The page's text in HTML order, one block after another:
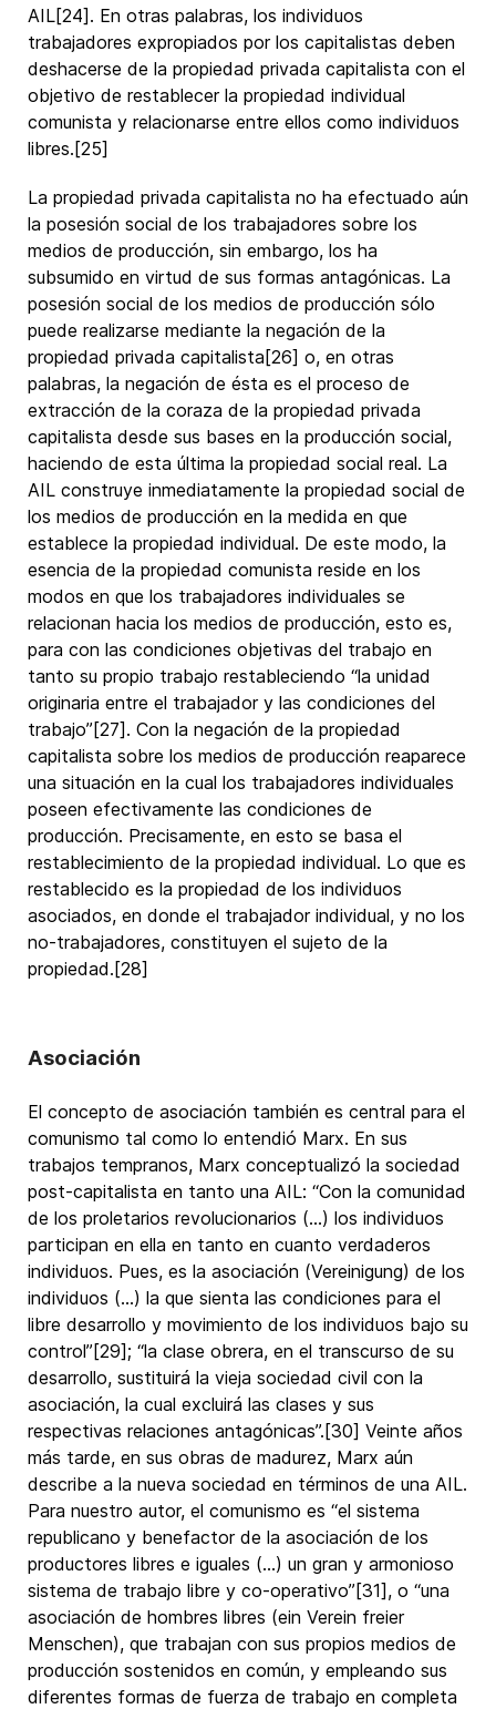
AIL[24]. En otras palabras, los individuos
trabajadores expropiados por los capitalistas deben
deshacerse de la propiedad privada capitalista con el
objetivo de restablecer la propiedad individual
comunista y relacionarse entre ellos como individuos
libres.[25]
La propiedad privada capitalista no ha efectuado aún
la posesión social de los trabajadores sobre los
medios de producción, sin embargo, los ha
subsumido en virtud de sus formas antagónicas. La
posesión social de los medios de producción sólo
puede realizarse mediante la negación de la
propiedad privada capitalista[26] o, en otras
palabras, la negación de ésta es el proceso de
extracción de la coraza de la propiedad privada
capitalista desde sus bases en la producción social,
haciendo de esta última la propiedad social real. La
AIL construye inmediatamente la propiedad social de
los medios de producción en la medida en que
establece la propiedad individual. De este modo, la
esencia de la propiedad comunista reside en los
modos en que los trabajadores individuales se
relacionan hacia los medios de producción, esto es,
para con las condiciones objetivas del trabajo en
tanto su propio trabajo restableciendo “la unidad
originaria entre el trabajador y las condiciones del
trabajo”[27]. Con la negación de la propiedad
capitalista sobre los medios de producción reaparece
una situación en la cual los trabajadores individuales
poseen efectivamente las condiciones de
producción. Precisamente, en esto se basa el
restablecimiento de la propiedad individual. Lo que es
restablecido es la propiedad de los individuos
asociados, en donde el trabajador individual, y no los
no-trabajadores, constituyen el sujeto de la
propiedad.[28]
Asociación
El concepto de asociación también es central para el
comunismo tal como lo entendió Marx. En sus
trabajos tempranos, Marx conceptualizó la sociedad
post-capitalista en tanto una AIL: “Con la comunidad
de los proletarios revolucionarios (…) los individuos
participan en ella en tanto en cuanto verdaderos
individuos. Pues, es la asociación (Vereinigung) de los
individuos (…) la que sienta las condiciones para el
libre desarrollo y movimiento de los individuos bajo su
control”[29]; “la clase obrera, en el transcurso de su
desarrollo, sustituirá la vieja sociedad civil con la
asociación, la cual excluirá las clases y sus
respectivas relaciones antagónicas”.[30] Veinte años
más tarde, en sus obras de madurez, Marx aún
describe a la nueva sociedad en términos de una AIL.
Para nuestro autor, el comunismo es “el sistema
republicano y benefactor de la asociación de los
productores libres e iguales (…) un gran y armonioso
sistema de trabajo libre y co-operativo”[31], o “una
asociación de hombres libres (ein Verein freier
Menschen), que trabajan con sus propios medios de
producción sostenidos en común, y empleando sus
diferentes formas de fuerza de trabajo en completa